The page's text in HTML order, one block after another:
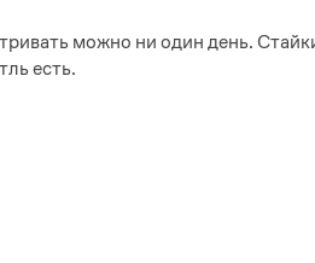
можно ни один день.
есть.